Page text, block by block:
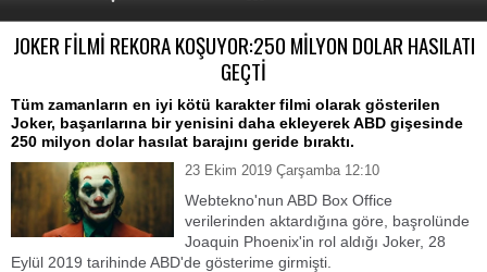
JOKER FİLMİ REKORA KOŞUYOR:250 MİLYON DOLAR HASILATI
GEÇTİ
Tüm zamanların en iyi kötü karakter filmi olarak gösterilen
Joker, başarılarına bir yenisini daha ekleyerek ABD gişesinde
250 milyon dolar hasılat barajını geride bıraktı.
23 Ekim 2019 Çarşamba 12:10
Webtekno'nun ABD Box Office
verilerinden aktardığına göre, başrolünde
Joaquin Phoenix'in rol aldığı Joker, 28
Eylül 2019 tarihinde ABD'de gösterime girmişti.